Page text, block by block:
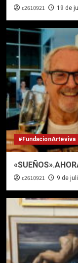
c2610921 19 de
#FundacionArteviva
c2610921 9 de